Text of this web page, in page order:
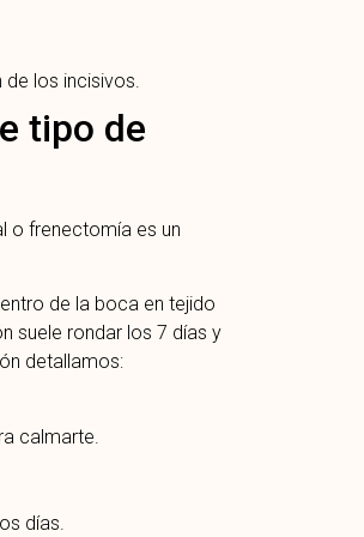
los incisivos.
tipo de
o frenectomía es un
de la boca en tejido
suele rondar los 7 días y
detallamos:
calmarte.
días.